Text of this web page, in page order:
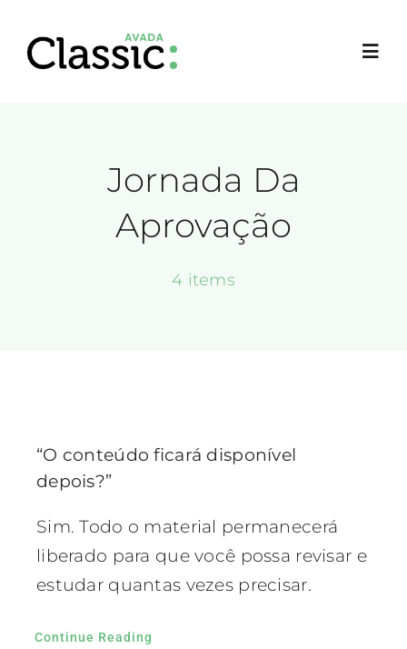
para
Jornada Da
Aprovação
4 items
“O conteúdo ficará disponível
depois?”
Sim. Todo o material permanecerá
liberado para que você possa revisar e
estudar quantas vezes precisar.
Continue Reading